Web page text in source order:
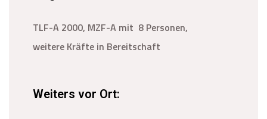
TLF-A 2000, MZF-A mit 8 Personen,
weitere Kräfte in Bereitschaft
Weiters vor Ort: